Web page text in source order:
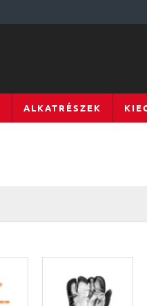
ALKATRÉSZEK